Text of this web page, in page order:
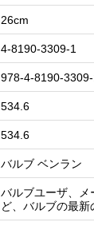
26cm
4-8190-3309-1
978-4-8190-3309-
534.6
534.6
バルブ ベンラン
バルブユーザ、メ
ど、バルブの最